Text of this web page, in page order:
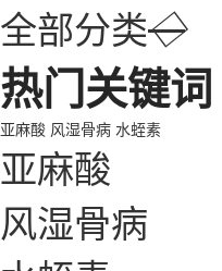
全部分类◇
热门关键词
亚麻酸 风湿骨病 水蛭素
亚麻酸
风湿骨病